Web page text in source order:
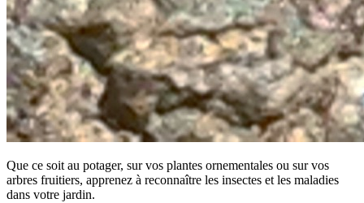
Que ce soit au potager, sur vos plantes ornementales ou sur vos
arbres fruitiers, apprenez à reconnaître les insectes et les maladies
dans votre jardin.